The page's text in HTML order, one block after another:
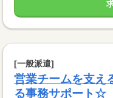
[一般派遣]
営業チームを支え
る事務サポート☆